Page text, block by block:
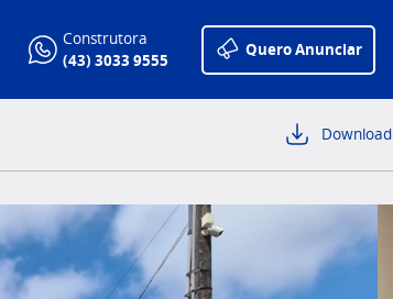
Construtora
(43) 3033 9555
Quero Anunciar
Download